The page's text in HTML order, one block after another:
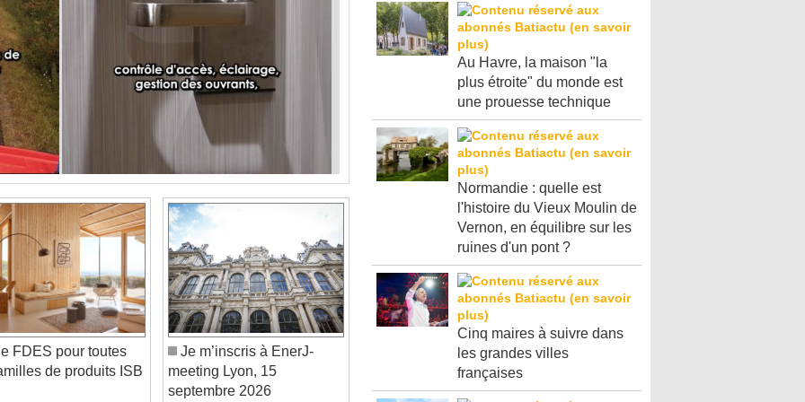
FDES pour toutes
de produits ISB
Je m’inscris à EnerJ-
meeting Lyon, 15
septembre 2026
Au Havre, la maison "la
plus étroite" du monde est
une prouesse technique
Normandie : quelle est
l'histoire du Vieux Moulin de
Vernon, en équilibre sur les
ruines d'un pont ?
Cinq maires à suivre dans
les grandes villes
françaises